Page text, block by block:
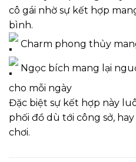
cô gái nhờ sự kết hợp
bình.
Charm phong thủy
Ngọc bích mang lại
cho mỗi ngày
Đặc biệt sự kết hợp này
phối đồ dù tới công sở,
chơi.